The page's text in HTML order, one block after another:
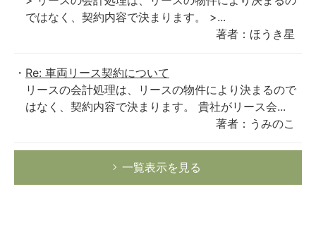
ではなく、契約内容で決まります。 >...
著者：ほうき星
Re: 車両リース契約について
リースの会計処理は、リースの物件により決まるので
はなく、契約内容で決まります。 貴社がリース会...
著者：うみのこ
一覧表示を見る